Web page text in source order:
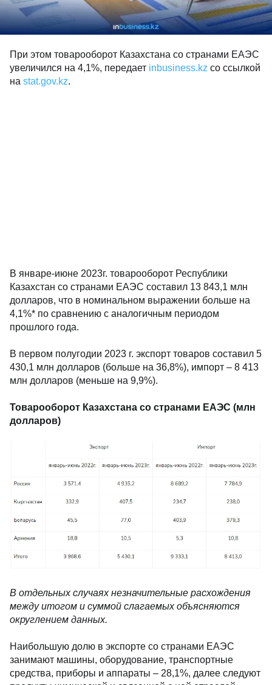
При этом товарооборот Казахстана со странами ЕАЭС
увеличился на 4,1%, передает inbusiness.kz со ссылкой
на stat.gov.kz.
В январе-июне 2023г. товарооборот Республики
Казахстан со странами ЕАЭС составил 13 843,1 млн
долларов, что в номинальном выражении больше на
4,1%* по сравнению с аналогичным периодом
прошлого года.
В первом полугодии 2023 г. экспорт товаров составил 5
430,1 млн долларов (больше на 36,8%), импорт – 8 413
млн долларов (меньше на 9,9%).
Товарооборот Казахстана со странами ЕАЭС (млн
долларов)
В отдельных случаях незначительные расхождения
между итогом и суммой слагаемых объясняются
округлением данных.
Наибольшую долю в экспорте со странами ЕАЭС
занимают машины, оборудование, транспортные
средства, приборы и аппараты – 28,1%, далее следуют